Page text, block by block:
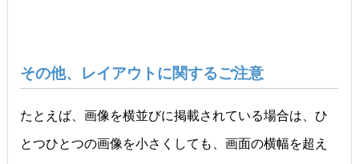
その他、レイアウトに関するご注意
たとえば、画像を横並びに掲載されている場合は、ひ
とつひとつの画像を小さくしても、画面の横幅を超え